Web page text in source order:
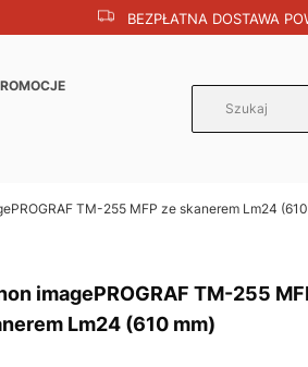
BEZPŁATNA DOSTAWA
TM-255 MFP ze skanerem Lm24
imagePROGRAF TM-255
Lm24 (610 mm)